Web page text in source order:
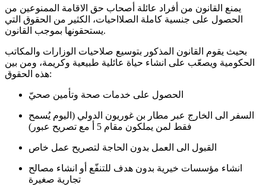
يمنع القانون من أفراد عائلة أصحاب حق الاقامة الممنوعين من
الحصول على جنسية كاملة الصلااحيات، الكثير من الحقوق التي
يستحقونها بموجب القانون.
بحيث يقوم القانون المذكور بتوسيع صلاحيات الوزارات والمكاتب
الحكومية ويصعّب على انشاء حياة عائلية طبيعية وكريمة، ومن بين
هذه الحقوق:
الحصول على خدمات صحة وتأمين صحيّ
السفر الى الخارج عبر مطار بن غوريون الدولي ( اليوم يُسمح
فقط لمن يملكون مقام 5 أ مع تصريح عبور )
القبول الى العمل بدون الحاجة لتصريح عمل خاص
انشاء مؤسسات خيرية بدون هدف للتنفّع أو انشاء مصالح
تجارية صغيرة